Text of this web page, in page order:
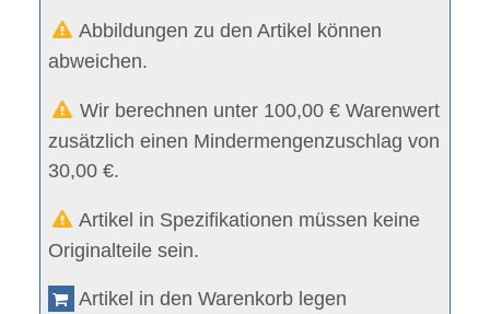
Abbildungen zu den Artikel können
abweichen.
Wir berechnen unter 100,00 € Warenwert
zusätzlich einen Mindermengenzuschlag von
30,00 €.
Artikel in Spezifikationen müssen keine
Originalteile sein.
Artikel in den Warenkorb legen